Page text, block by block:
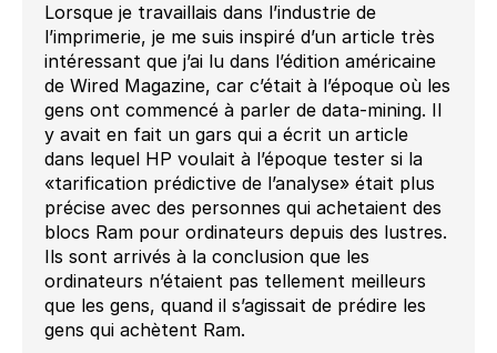
Lorsque je travaillais dans l’industrie de
l’imprimerie, je me suis inspiré d’un article très
intéressant que j’ai lu dans l’édition américaine
de Wired Magazine, car c’était à l’époque où les
gens ont commencé à parler de data-mining. Il
y avait en fait un gars qui a écrit un article
dans lequel HP voulait à l’époque tester si la
«tarification prédictive de l’analyse» était plus
précise avec des personnes qui achetaient des
blocs Ram pour ordinateurs depuis des lustres.
Ils sont arrivés à la conclusion que les
ordinateurs n’étaient pas tellement meilleurs
que les gens, quand il s’agissait de prédire les
gens qui achètent Ram.